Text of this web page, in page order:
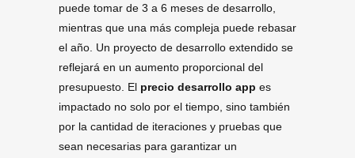
puede tomar de 3 a 6 meses de desarrollo,
mientras que una más compleja puede rebasar
el año. Un proyecto de desarrollo extendido se
reflejará en un aumento proporcional del
presupuesto. El precio desarrollo app es
impactado no solo por el tiempo, sino también
por la cantidad de iteraciones y pruebas que
sean necesarias para garantizar un